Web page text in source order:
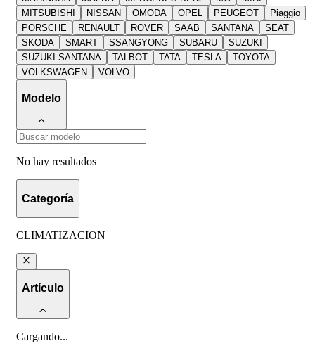
MITSUBISHI
NISSAN OMODA OPEL PEUGEOT
Piaggio
PORSCHE
RENAULT ROVER SAAB SANTANA
SEAT
SKODA
SMART SSANGYONG SUBARU
SUZUKI
SUZUKI SANTANA
TALBOT TATA TESLA
TOYOTA
VOLKSWAGEN
VOLVO
Modelo
No hay resultados
Categoría
CLIMATIZACION
Artículo
Cargando...